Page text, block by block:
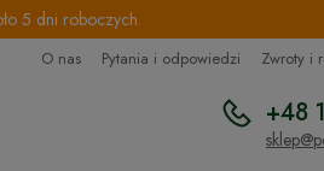
5 dni roboczych.
O nas Pytania i odpowiedzi Zwroty i
+48